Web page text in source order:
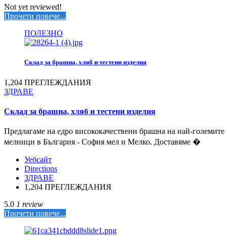
Not yet reviewed!
Прочети повече...
ПОЛЕЗНО
Склад за брашна, хляб и тестени изделия
1,204 ПРЕГЛЕЖДАНИЯ
ЗДРАВЕ
Склад за брашна, хляб и тестени изделия
Предлагаме на едро висококачествени брашна на най-големите
мелници в България - София мел и Мелко. Доставяме �
Уебсайт
Directions
ЗДРАВЕ
1,204 ПРЕГЛЕЖДАНИЯ
5.0 1 review
Прочети повече...